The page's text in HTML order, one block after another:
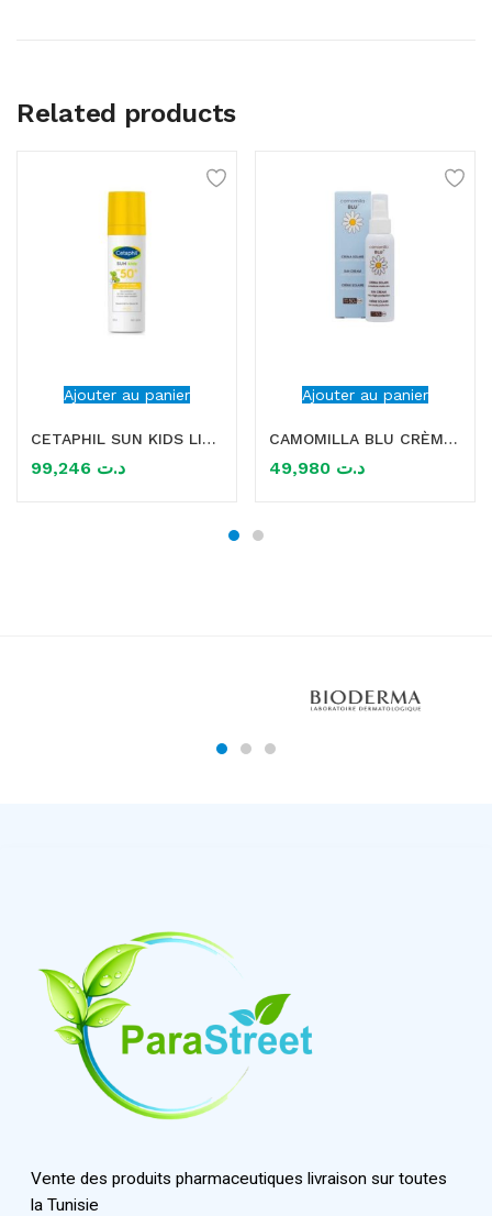
Related products
Ajouter au panier
CETAPHIL SUN KIDS LIPOSOMAL LOTION SPF50+ 150ML
د.ت
Ajouter au panier
CAMOMILLA BLU CRÈME SOLAIRE SPF50+ 100ML
د.ت
Vente des produits pharmaceutiques livraison sur toutes
la Tunisie